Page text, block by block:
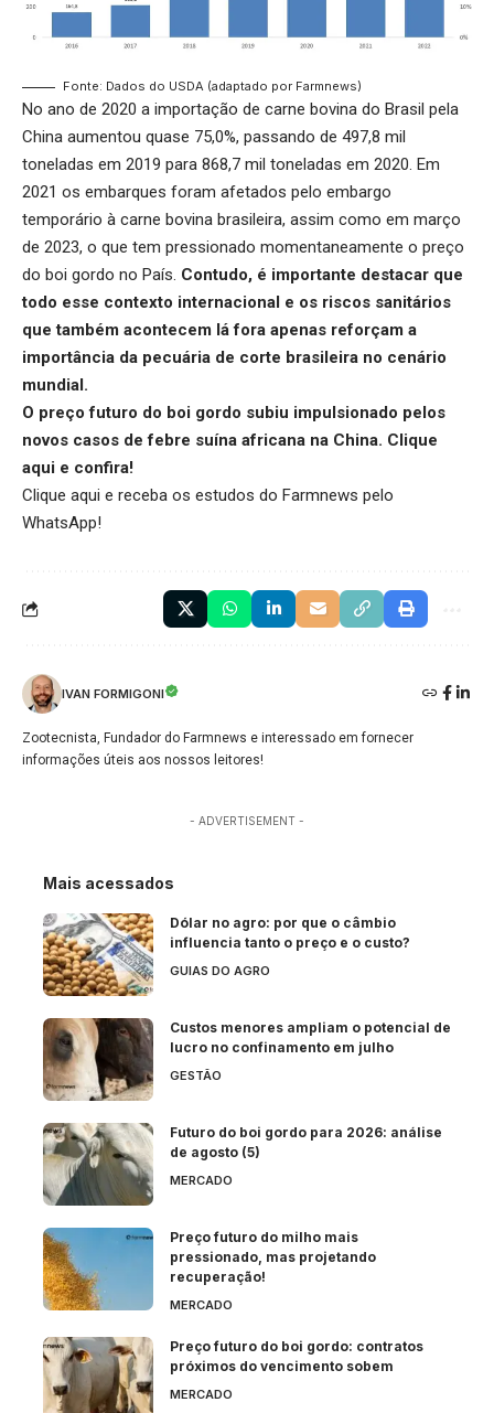
Fonte: Dados do USDA (adaptado por Farmnews)
No ano de 2020 a importação de carne bovina do Brasil pela
China aumentou quase 75,0%, passando de 497,8 mil
toneladas em 2019 para 868,7 mil toneladas em 2020. Em
2021 os embarques foram afetados pelo embargo
temporário à carne bovina brasileira, assim como em março
de 2023, o que tem pressionado momentaneamente o preço
do boi gordo no País. Contudo, é importante destacar que
todo esse contexto internacional e os riscos sanitários
que também acontecem lá fora apenas reforçam a
importância da pecuária de corte brasileira no cenário
mundial.
O preço futuro do boi gordo subiu impulsionado pelos
novos casos de febre suína africana na China. Clique
aqui e confira!
Clique aqui e receba os estudos do Farmnews pelo
WhatsApp!
IVAN FORMIGONI
Zootecnista, Fundador do Farmnews e interessado em fornecer
informações úteis aos nossos leitores!
- ADVERTISEMENT -
Mais acessados
Dólar no agro: por que o câmbio
influencia tanto o preço e o custo?
GUIAS DO AGRO
Custos menores ampliam o potencial de
lucro no confinamento em julho
GESTÃO
Futuro do boi gordo para 2026: análise
de agosto (5)
MERCADO
Preço futuro do milho mais
pressionado, mas projetando
recuperação!
MERCADO
Preço futuro do boi gordo: contratos
próximos do vencimento sobem
MERCADO